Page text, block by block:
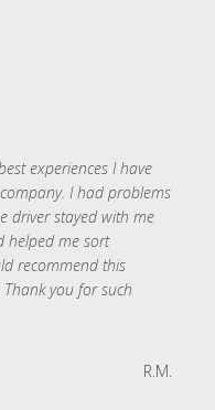
experiences I have
I had problems
driver stayed with me
helped me sort
recommend this
you for such
R.M.